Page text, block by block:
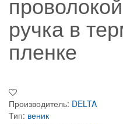
ручка в
пленке
Производитель: DELTA
Тип: веник